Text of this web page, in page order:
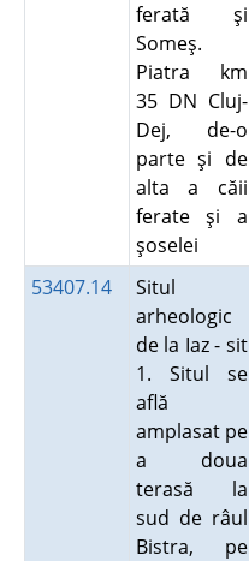
ferată şi
Someş.
Piatra km
35 DN Cluj-
Dej, de-o
parte şi de
alta a căii
ferate şi a
şoselei
53407.14
Situl
arheologic
de la Iaz - sit
1. Situl se
află
amplasat pe
a doua
terasă la
sud de râul
Bistra, pe